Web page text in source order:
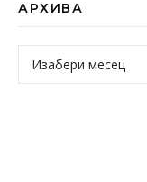
АРХИВА
Архива